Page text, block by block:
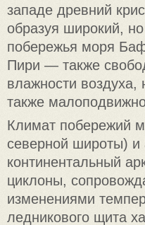
западе древний
образуя широкий,
побережья моря
Пири — также
влажности воздуха,
также
Климат побережий
северной широты) и
континентальный
циклоны,
изменениями
ледникового щита